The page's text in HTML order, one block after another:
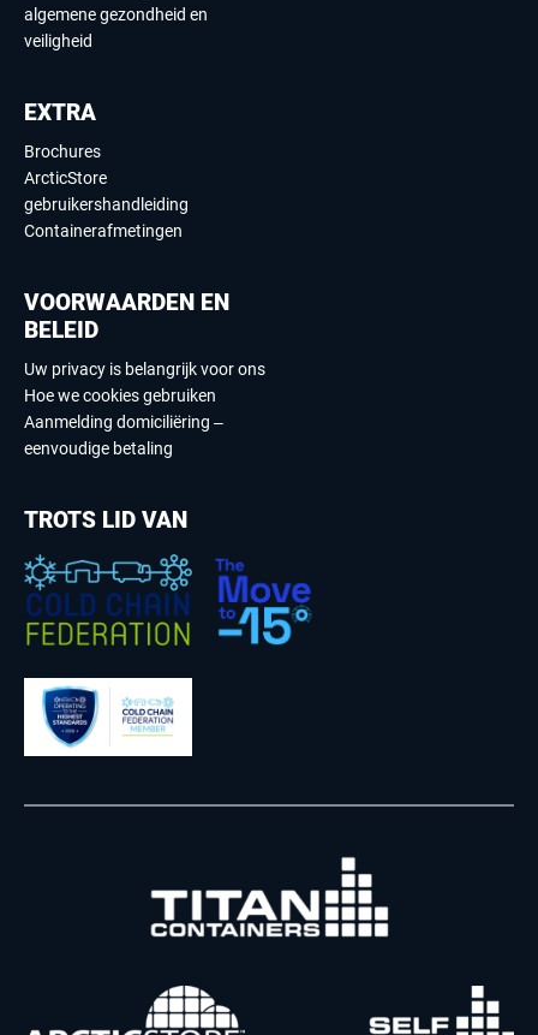
algemene gezondheid en
veiligheid
EXTRA
Brochures
ArcticStore
gebruikershandleiding
Containerafmetingen
VOORWAARDEN EN
BELEID
Uw privacy is belangrijk voor ons
Hoe we cookies gebruiken
Aanmelding domiciliëring –
eenvoudige betaling
TROTS LID VAN